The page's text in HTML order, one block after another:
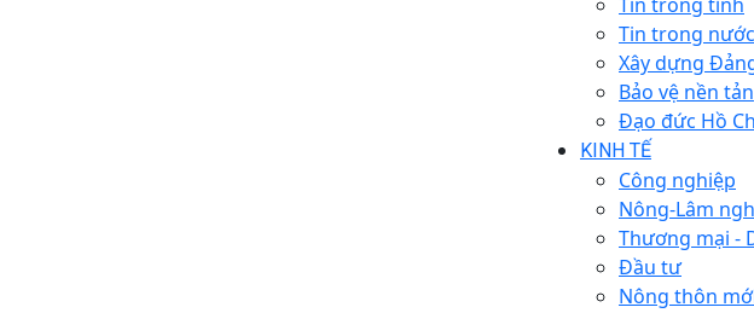
Tin trong nước
Xây dựng
Bảo vệ nền
Đạo đức Hồ
KINH TẾ
Công nghiệp
Nông-Lâm
Thương mại -
Đầu tư
Nông thôn